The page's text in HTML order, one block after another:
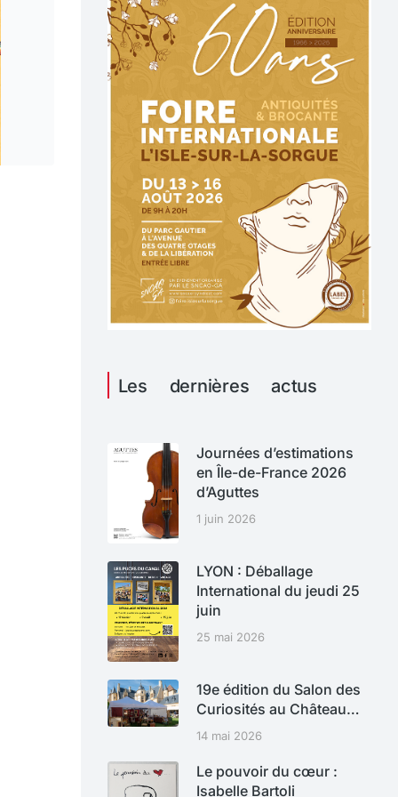
Les dernières actus
Journées d’estimations
en Île-de-France 2026
d’Aguttes
1 juin 2026
LYON : Déballage
International du jeudi 25
juin
25 mai 2026
19e édition du Salon des
Curiosités au Château…
14 mai 2026
Le pouvoir du cœur :
Isabelle Bartoli